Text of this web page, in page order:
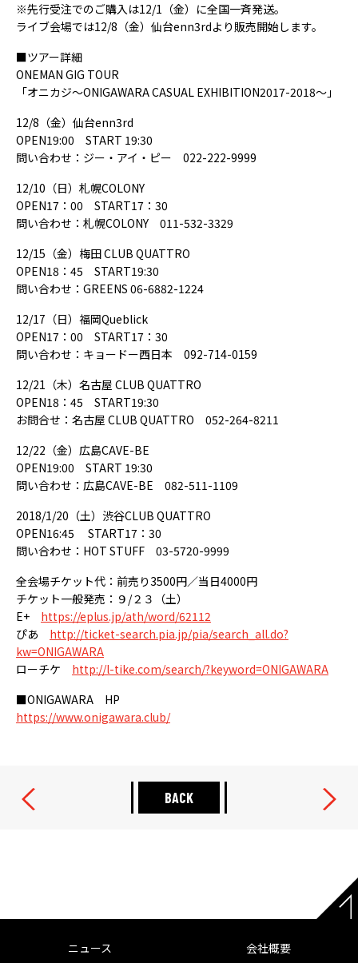
※先行受注でのご購入は12/1（金）に全国一斉発送。
ライブ会場では12/8（金）仙台enn3rdより販売開始します。
■ツアー詳細
ONEMAN GIG TOUR
「オニカジ～ONIGAWARA CASUAL EXHIBITION2017-2018～」
12/8（金）仙台enn3rd
OPEN19:00 START 19:30
問い合わせ：ジー・アイ・ピー 022-222-9999
12/10（日）札幌COLONY
OPEN17：00 START17：30
問い合わせ：札幌COLONY 011-532-3329
12/15（金）梅田 CLUB QUATTRO
OPEN18：45 START19:30
問い合わせ：GREENS 06-6882-1224
12/17（日）福岡Queblick
OPEN17：00 START17：30
問い合わせ：キョードー西日本 092-714-0159
12/21（木）名古屋 CLUB QUATTRO
OPEN18：45 START19:30
お問合せ：名古屋 CLUB QUATTRO 052-264-8211
12/22（金）広島CAVE-BE
OPEN19:00 START 19:30
問い合わせ：広島CAVE-BE 082-511-1109
2018/1/20（土）渋谷CLUB QUATTRO
OPEN16:45 START17：30
問い合わせ：HOT STUFF 03-5720-9999
全会場チケット代：前売り3500円／当日4000円
チケット一般発売：９/２３（土）
E+ https://eplus.jp/ath/word/62112
ぴあ http://ticket-search.pia.jp/pia/search_all.do?
kw=ONIGAWARA
ローチケ http://l-tike.com/search/?keyword=ONIGAWARA
■ONIGAWARA HP
https://www.onigawara.club/
BACK
ニュース 会社概要